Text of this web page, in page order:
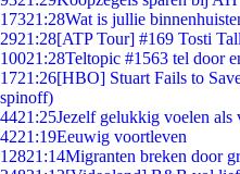
17321:28Wat is jullie
2921:28[ATP Tour] #169 Tosti
10021:28Teltopic #1563 tel door
1721:26[HBO] Stuart Fails to
spinoff)
4421:25Jezelf gelukkig voelen
4221:19Eeuwig voortleven
12821:14Migranten breken door